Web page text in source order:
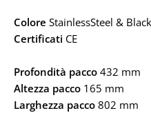
Colore StainlessSteel & Black
Certificati CE
Profondità pacco 432 mm
Altezza pacco 165 mm
Larghezza pacco 802 mm